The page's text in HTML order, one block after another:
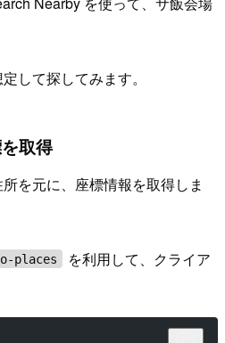
して探してみます。
取得
を元に、座標情報を取得しま
places
を利用して、クライア